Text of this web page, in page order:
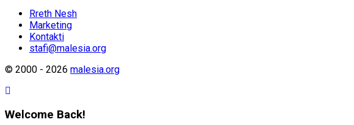
Rreth Nesh
Marketing
Kontakti
stafi@malesia.org
© 2000 - 2026 malesia.org
Welcome Back!